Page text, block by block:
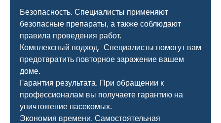
Безопасность. Специалисты применяют
безопасные препараты, а также соблюдают
правила проведения работ.
Комплексный подход. Специалисты помогут вам
предотвратить повторное заражение вашем
доме.
Гарантия результата. При обращении к
профессионалам вы получаете гарантию на
уничтожение насекомых.
Экономия времени. Самостоятельная